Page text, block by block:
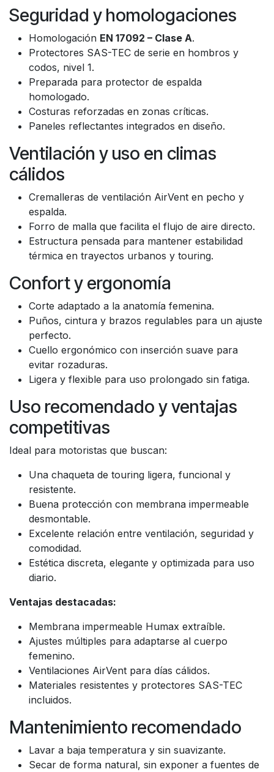
Seguridad y homologaciones
Homologación EN 17092 – Clase A.
Protectores SAS-TEC de serie en hombros y
codos, nivel 1.
Preparada para protector de espalda
homologado.
Costuras reforzadas en zonas críticas.
Paneles reflectantes integrados en diseño.
Ventilación y uso en climas
cálidos
Cremalleras de ventilación AirVent en pecho y
espalda.
Forro de malla que facilita el flujo de aire directo.
Estructura pensada para mantener estabilidad
térmica en trayectos urbanos y touring.
Confort y ergonomía
Corte adaptado a la anatomía femenina.
Puños, cintura y brazos regulables para un ajuste
perfecto.
Cuello ergonómico con inserción suave para
evitar rozaduras.
Ligera y flexible para uso prolongado sin fatiga.
Uso recomendado y ventajas
competitivas
Ideal para motoristas que buscan:
Una chaqueta de touring ligera, funcional y
resistente.
Buena protección con membrana impermeable
desmontable.
Excelente relación entre ventilación, seguridad y
comodidad.
Estética discreta, elegante y optimizada para uso
diario.
Ventajas destacadas:
Membrana impermeable Humax extraíble.
Ajustes múltiples para adaptarse al cuerpo
femenino.
Ventilaciones AirVent para días cálidos.
Materiales resistentes y protectores SAS-TEC
incluidos.
Mantenimiento recomendado
Lavar a baja temperatura y sin suavizante.
Secar de forma natural, sin exponer a fuentes de